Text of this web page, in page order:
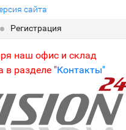
сайта
Регистрация
наш офис и склад
в разделе "Контакты"